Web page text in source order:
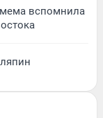
мема вспомнила